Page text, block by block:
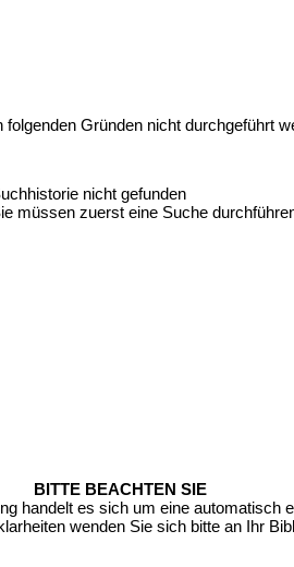
folgenden Gründen nicht durchgeführt
nicht gefunden
müssen zuerst eine Suche
BITTE BEACHTEN SIE
handelt es sich um eine automatisch
wenden Sie sich bitte an Ihr